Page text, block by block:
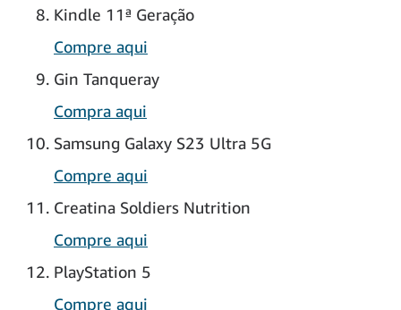
Kindle 11ª Geração
Compre aqui
Gin Tanqueray
Compra aqui
Samsung Galaxy S23 Ultra 5G
Compre aqui
Creatina Soldiers Nutrition
Compre aqui
PlayStation 5
Compre aqui